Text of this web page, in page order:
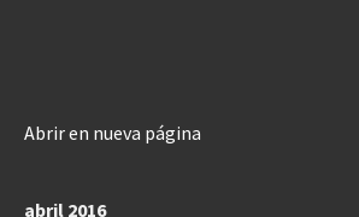
Abrir en nueva página
abril 2016